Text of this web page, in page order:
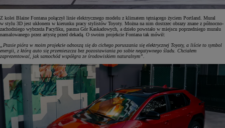
Z kolei Blaine Fontana połączył linie elektrycznego modelu z klimatem tętniącego życiem Portland. Mural
w stylu 3D jest ukłonem w kierunku pracy stylistów Toyoty. Można na nim dostrzec obrazy znane z północno-
zachodniego wybrzeża Pacyfiku, pasma Gór Kaskadowych, a dzieło powstało w miejscu poprzedniego muralu
namalowanego przez artystę przed dekadą. O swoim projekcie Fontana tak mówił:
„Ptasie pióra w moim projekcie odnoszą się do cichego poruszania się elektrycznej Toyoty, a liście to symbol
energii, z którą auto się przemieszcza bez pozostawiania po sobie negatywnego śladu. Chciałem
zaprezentować, jak samochód współgra ze środowiskiem naturalnym”.